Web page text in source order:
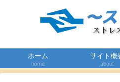
ホーム
home
サイト概
about